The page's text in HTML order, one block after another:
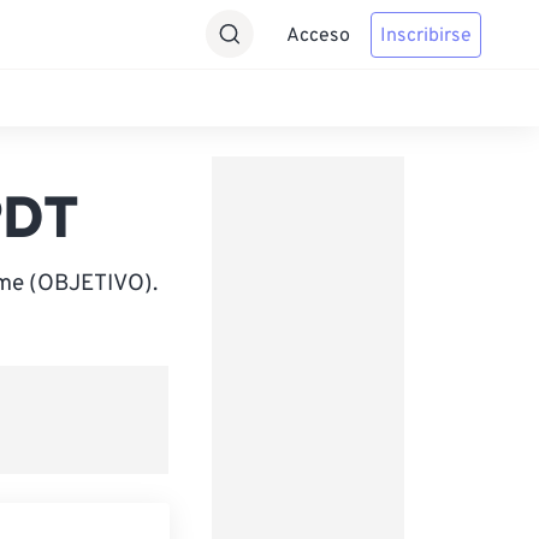
Acceso Inscribirse
(OBJETIVO).